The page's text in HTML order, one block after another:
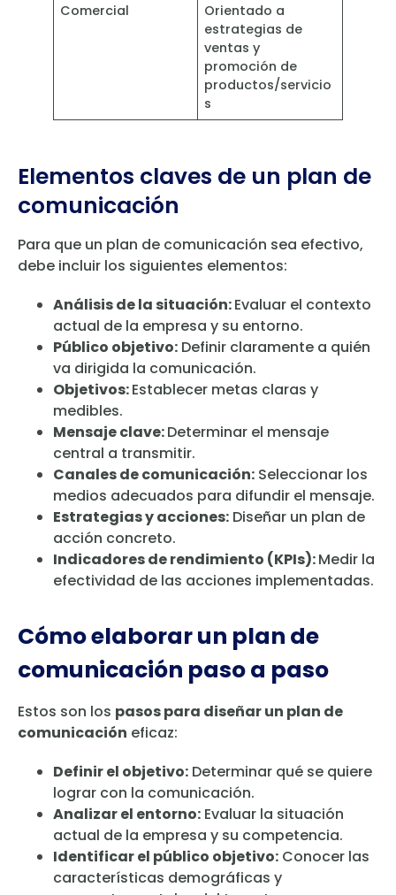
Comercial
Orientado a
estrategias de
ventas y
promoción de
productos/servicio
s
Elementos claves de un plan de
comunicación
Para que un plan de comunicación sea efectivo,
debe incluir los siguientes elementos:
Análisis de la situación:Evaluar el contexto
actual de la empresa y su entorno.
Público objetivo: Definir claramente a quién
va dirigida la comunicación.
Objetivos:Establecer metas claras y
medibles.
Mensaje clave:Determinar el mensaje
central a transmitir.
Canales de comunicación: Seleccionar los
medios adecuados para difundir el mensaje.
Estrategias y acciones: Diseñar un plan de
acción concreto.
Indicadores de rendimiento (KPIs):Medir la
efectividad de las acciones implementadas.
Cómo elaborar un plan de
comunicación paso a paso
Estos son los pasos para diseñar un plan de
comunicación eficaz:
Definir el objetivo: Determinar qué se quiere
lograr con la comunicación.
Analizar el entorno: Evaluar la situación
actual de la empresa y su competencia.
Identificar el público objetivo: Conocer las
características demográficas y